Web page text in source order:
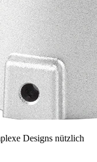
Designs nützlich